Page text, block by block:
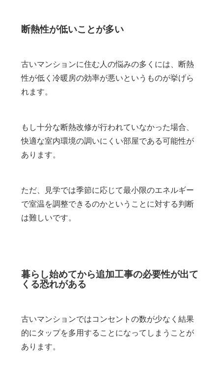
断熱性が低いことが多い
古いマンションに住む人の悩みの多くには、断熱
性が低く冷暖房の効率が悪いというものが挙げら
れます。
もし十分な断熱改修が行われていなかった場合、
快適な室内環境の調いにくい部屋である可能性が
あります。
ただ、見学では季節に応じて最小限のエネルギー
で室温を調整できるのかということに対する判断
は難しいです。
暮らし始めてから追加工事の必要性が出て
くる恐れがある
古いマンションではコンセントの数が少なく結果
的にタップを多用することになってしまうことが
あります。